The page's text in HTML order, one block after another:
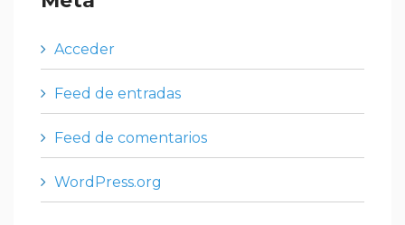
Acceder
Feed de entradas
Feed de comentarios
WordPress.org